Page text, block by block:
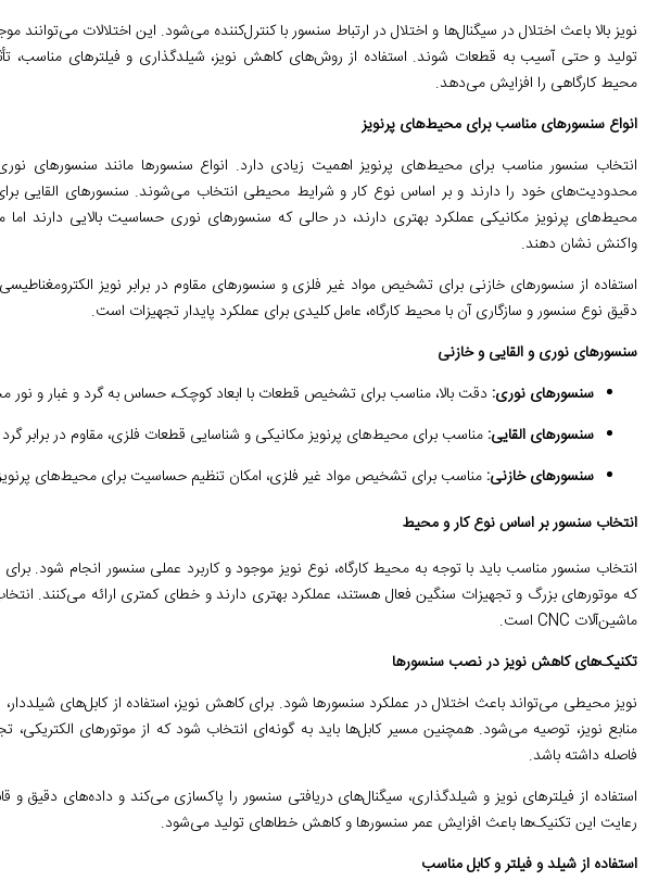
نویز بالا باعث اختلال در سیگنال‌ها و اختلال در ارتباط سنسور با کنترل‌کننده می‌شود. این اختلالات
تولید و حتی آسیب به قطعات شوند. استفاده از روش‌های کاهش نویز، شیلدگذاری و فیلترهای مناسب،
محیط کارگاهی را افزایش می‌دهد.
انواع سنسورهای مناسب برای محیط‌های پرنویز
انتخاب سنسور مناسب برای محیط‌های پرنویز اهمیت زیادی دارد. انواع سنسورها مانند سنسورهای
محدودیت‌های خود را دارند و بر اساس نوع کار و شرایط محیطی انتخاب می‌شوند. سنسورهای القایی
محیط‌های پرنویز مکانیکی عملکرد بهتری دارند، در حالی که سنسورهای نوری حساسیت بالایی دارند
واکنش نشان دهند.
استفاده از سنسورهای خازنی برای تشخیص مواد غیر فلزی و سنسورهای مقاوم در برابر نویز
دقیق نوع سنسور و سازگاری آن با محیط کارگاه، عامل کلیدی برای عملکرد پایدار تجهیزات است.
سنسورهای نوری و القایی و خازنی
سنسورهای نوری: دقت بالا، مناسب برای تشخیص قطعات با ابعاد کوچک، حساس به گرد و غبار و نور
سنسورهای القایی: مناسب برای محیط‌های پرنویز مکانیکی و شناسایی قطعات فلزی، مقاوم در برابر گرد
سنسورهای خازنی: مناسب برای تشخیص مواد غیر فلزی، امکان تنظیم حساسیت برای محیط‌های
انتخاب سنسور بر اساس نوع کار و محیط
انتخاب سنسور مناسب باید با توجه به محیط کارگاه، نوع نویز موجود و کاربرد عملی سنسور انجام شود.
که موتورهای بزرگ و تجهیزات سنگین فعال هستند، عملکرد بهتری دارند و خطای کمتری ارائه می‌کنند.
ماشین‌آلات CNC است.
تکنیک‌های کاهش نویز در نصب سنسورها
نویز محیطی می‌تواند باعث اختلال در عملکرد سنسورها شود. برای کاهش نویز، استفاده از کابل‌های شیلددار،
منابع نویز، توصیه می‌شود. همچنین مسیر کابل‌ها باید به گونه‌ای انتخاب شود که از موتورهای
فاصله داشته باشد.
استفاده از فیلترهای نویز و شیلدگذاری، سیگنال‌های دریافتی سنسور را پاکسازی می‌کند و داده‌های دقیق و
رعایت این تکنیک‌ها باعث افزایش عمر سنسورها و کاهش خطاهای تولید می‌شود.
استفاده از شیلد و فیلتر و کابل مناسب